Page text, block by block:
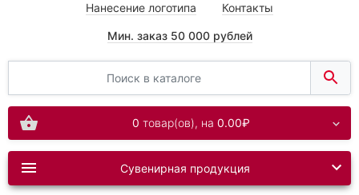
Нанесение логотипа Контакты
Мин. заказ 50 000 рублей
0 товар(ов), на 0.00₽
Сувенирная продукция